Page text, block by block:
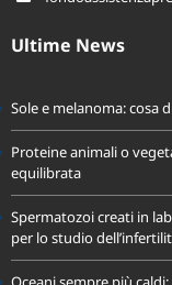
Ultime News
Sole e melanoma: cosa
Proteine animali o
equilibrata
Spermatozoi creati in
per lo studio dell’infertilità